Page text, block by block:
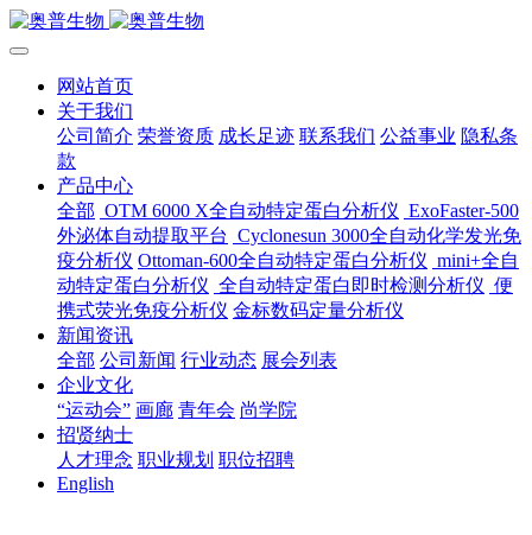
网站首页
关于我们
公司简介 荣誉资质 成长足迹 联系我们 公益事业 隐私条
款
产品中心
全部 OTM 6000 X全自动特定蛋白分析仪 ExoFaster-500
外泌体自动提取平台 Cyclonesun 3000全自动化学发光免
疫分析仪 Ottoman-600全自动特定蛋白分析仪 mini+全自
动特定蛋白分析仪 全自动特定蛋白即时检测分析仪 便
携式荧光免疫分析仪 金标数码定量分析仪
新闻资讯
全部 公司新闻 行业动态 展会列表
企业文化
“运动会” 画廊 青年会 尚学院
招贤纳士
人才理念 职业规划 职位招聘
English